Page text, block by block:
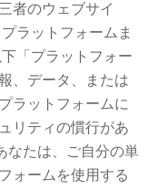
者のウェブサイ
ラットフォームま
「プラットフォー
、データ、または
ラットフォームに
リティの慣行があ
なたは、ご自分の単
ォームを使用する